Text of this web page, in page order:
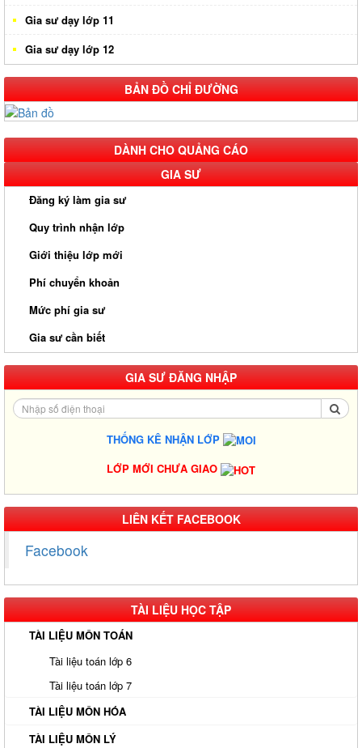
Gia sư dạy lớp 11
Gia sư dạy lớp 12
BẢN ĐỒ CHỈ ĐƯỜNG
DÀNH CHO QUẢNG CÁO
GIA SƯ
Đăng ký làm gia sư
Quy trình nhận lớp
Giới thiệu lớp mới
Phí chuyển khoản
Mức phí gia sư
Gia sư cần biết
GIA SƯ ĐĂNG NHẬP
THỐNG KÊ NHẬN LỚP
LỚP MỚI CHƯA GIAO
LIÊN KẾT FACEBOOK
Facebook
TÀI LIỆU HỌC TẬP
TÀI LIỆU MÔN TOÁN
Tài liệu toán lớp 6
Tài liệu toán lớp 7
TÀI LIỆU MÔN HÓA
TÀI LIỆU MÔN LÝ
Gia Sư Luyện Thi IELTS Cấp Tốc - Lộ Trình Đạt Band 6.0-8.0
Trong 2-4 Tháng
Gia sư luyện thi TOEIC - Phương pháp đạt 900+ điểm nhanh nhất
Gia Sư Piano Cho Trẻ Em Tại HCM
Kinh Nghiệm Đi Gia Sư Cho Sinh Viên: Hướng Dẫn Chi Tiết Từ A-
Z Cho Người Mới
Công Lập
Gia Sư Online Tại HCM Chất Lượng Cao – Giải Pháp Học Hiệu
Quả Ngay Tại Nhà
Gia Sư Tiếng Nhật Cho Người Đi Làm - Lộ Trình Linh Hoạt, Hiệu